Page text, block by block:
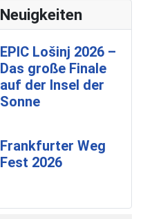
Neuigkeiten
EPIC Lošinj 2026 –
Das große Finale
auf der Insel der
Sonne
Frankfurter Weg
Fest 2026